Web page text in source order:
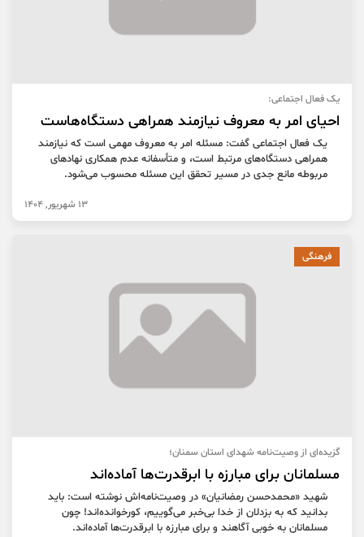
یک فعال اجتماعی:
احیای امر به معروف نیازمند همراهی دستگاه‌هاست
یک فعال اجتماعی گفت: مسئله امر به معروف مهمی است که نیازمند
همراهی دستگاه‌های مرتبط است، و متأسفانه عدم همکاری نهادهای
مربوطه مانع جدی در مسیر تحقق این مسئله محسوب می‌شود.
13 شهریور, 1404
فرهنگی
گزیده‌ای از وصیت‌نامه شهدای استان سمنان؛
مسلمانان برای مبارزه با ابرقدرت‌ها آماده‌اند
شهید «محمدحسن رمضانیان» در وصیت‌نامه‌اش نوشته است: باید
بدانید که به بزدلان از خدا بی‌خبر می‌گوییم، کورخوانده‌اند! چون
مسلمانان به خوبی آگاهند و برای مبارزه با ابرقدرت‌ها آماده‌اند.